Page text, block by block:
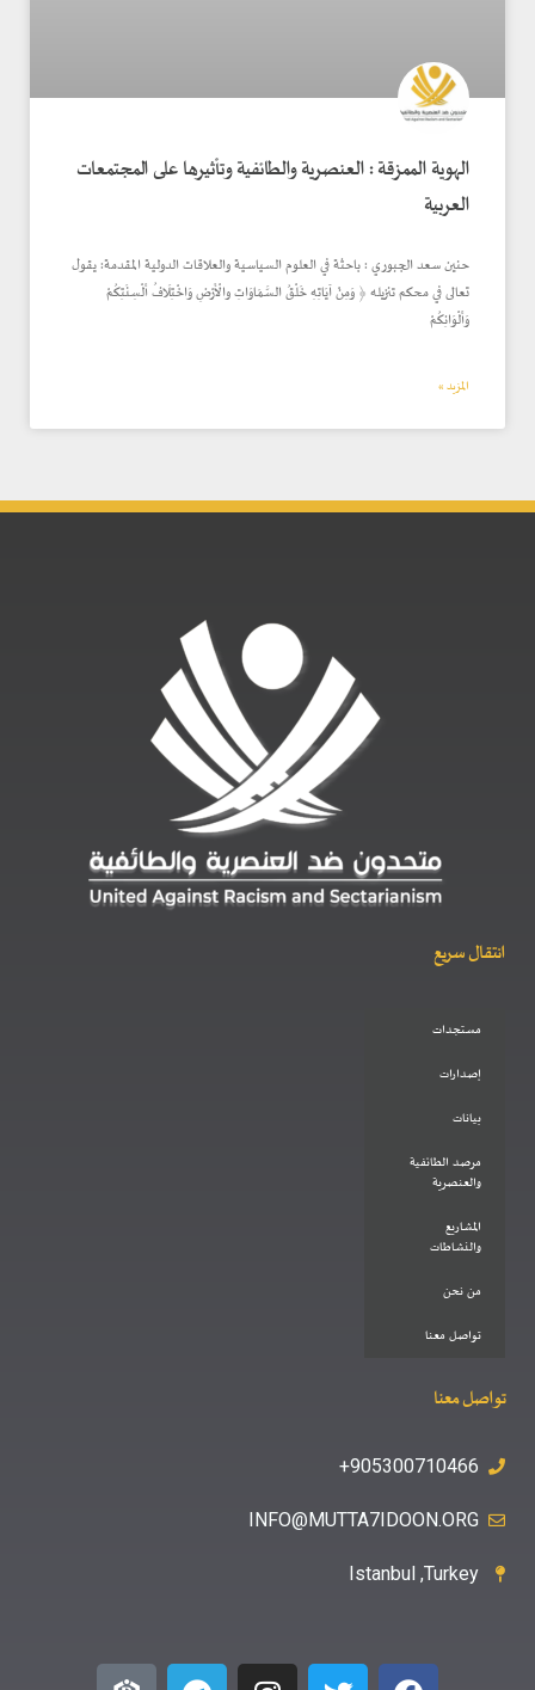
الهوية الممزقة : العنصرية والطائفية وتأثيرها على المجتمعات
العربية
حنين سعد الجبوري : باحثة في العلوم السياسية والعلاقات الدولية المقدمة: يقول
تعالى في محكم تنزيله ﴿ وَمِنْ آيَاتِهِ خَلْقُ السَّمَاوَاتِ والْأَرْضِ وَاخْتِلَافُ أَلْسِنَتِكُمْ
وَأَلْوَانِكُمْ
المزيد »
انتقال سريع
مستجدات
إصدارات
بيانات
مرصد الطائفية
والعنصرية
المشاريع
والنشاطات
من نحن
تواصل معنا
تواصل معنا
905300710466+
INFO@MUTTA7IDOON.ORG
Istanbul ,Turkey